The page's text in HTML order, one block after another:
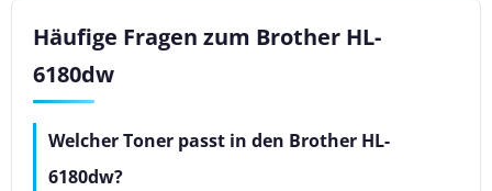
Häufige Fragen zum Brother HL-
6180dw
Welcher Toner passt in den Brother HL-
6180dw?